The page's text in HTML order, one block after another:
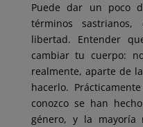
Puede dar un poco
términos
libertad. Entender
cambiar tu cuerpo:
realmente, aparte de
hacerlo.
conozco se han
género, y la mayoría